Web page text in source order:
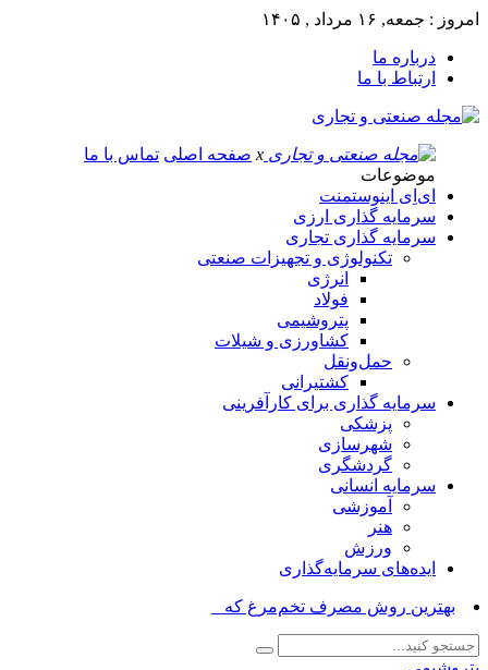
امروز : جمعه, ۱۶ مرداد , ۱۴۰۵
درباره ما
ارتباط با ما
x صفحه اصلی تماس با ما
موضوعات
ای‌اِی اینوستمنت
سرمایه گذاری ارزی
سرمایه گذاری تجاری
تکنولوژی و تجهیزات صنعتی
انرژی
فولاد
پتروشیمی
کشاورزی و شیلات
حمل‌و‌نقل
کشتیرانی
سرمایه گذاری برای کارآفرینی
پزشکی
شهرسازی
گردشگری
سرمایه انسانی
آموزشی
هنر
ورزش
ایده‌های سرمایه‌گذاری
بهترین روش مصرف تخم‌مرغ که بیشترین _